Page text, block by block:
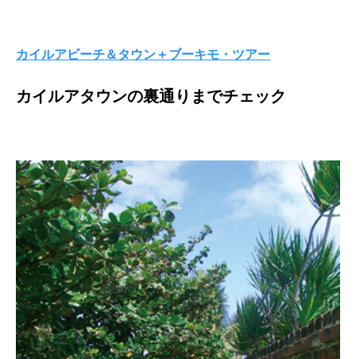
カイルアビーチ＆タウン＋ブーキモ・ツアー
カイルアタウンの裏通りまでチェック